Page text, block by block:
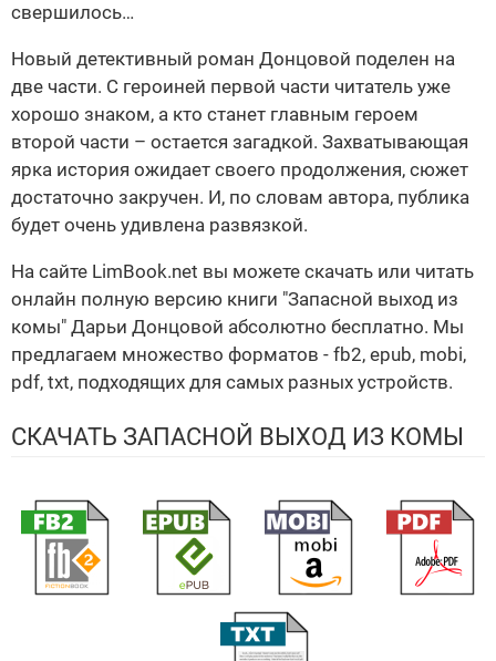
свершилось…
Новый детективный роман Донцовой поделен на
две части. С героиней первой части читатель уже
хорошо знаком, а кто станет главным героем
второй части – остается загадкой. Захватывающая
ярка история ожидает своего продолжения, сюжет
достаточно закручен. И, по словам автора, публика
будет очень удивлена развязкой.
На сайте LimBook.net вы можете скачать или читать
онлайн полную версию книги "Запасной выход из
комы" Дарьи Донцовой абсолютно бесплатно. Мы
предлагаем множество форматов - fb2, epub, mobi,
pdf, txt, подходящих для самых разных устройств.
СКАЧАТЬ ЗАПАСНОЙ ВЫХОД ИЗ КОМЫ